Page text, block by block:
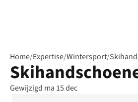
Home/Expertise/Wintersport/
Gewijzigd ma 15 dec